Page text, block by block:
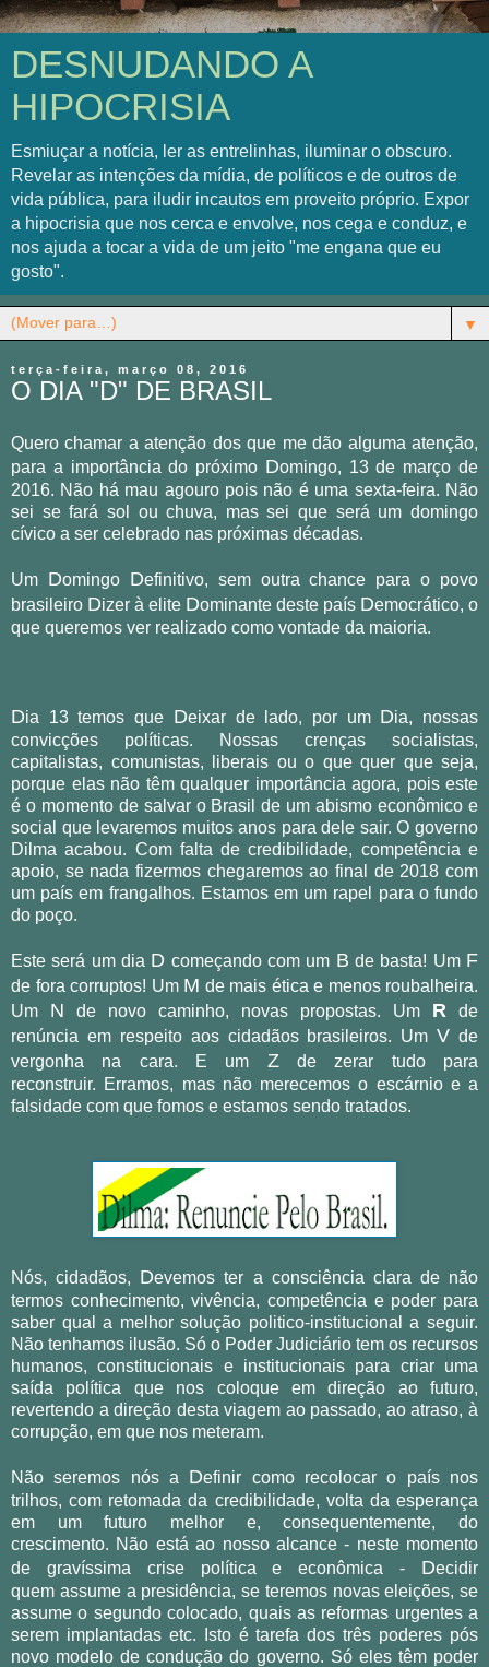
DESNUDANDO A
HIPOCRISIA
Esmiuçar a notícia, ler as entrelinhas, iluminar o obscuro.
Revelar as intenções da mídia, de políticos e de outros de
vida pública, para iludir incautos em proveito próprio. Expor
a hipocrisia que nos cerca e envolve, nos cega e conduz, e
nos ajuda a tocar a vida de um jeito "me engana que eu
gosto".
▼
terça-feira, março 08, 2016
O DIA "D" DE BRASIL
Quero chamar a atenção dos que me dão alguma atenção,
para a importância do próximo Domingo, 13 de março de
2016. Não há mau agouro pois não é uma sexta-feira. Não
sei se fará sol ou chuva, mas sei que será um domingo
cívico a ser celebrado nas próximas décadas.
Um Domingo Definitivo, sem outra chance para o povo
brasileiro Dizer à elite Dominante deste país Democrático, o
que queremos ver realizado como vontade da maioria.
Dia 13 temos que Deixar de lado, por um Dia, nossas
convicções políticas. Nossas crenças socialistas,
capitalistas, comunistas, liberais ou o que quer que seja,
porque elas não têm qualquer importância agora, pois este
é o momento de salvar o Brasil de um abismo econômico e
social que levaremos muitos anos para dele sair. O governo
Dilma acabou. Com falta de credibilidade, competência e
apoio, se nada fizermos chegaremos ao final de 2018 com
um país em frangalhos. Estamos em um rapel para o fundo
do poço.
Este será um dia D começando com um B de basta! Um F
de fora corruptos! Um M de mais ética e menos roubalheira.
Um N de novo caminho, novas propostas. Um R de
renúncia em respeito aos cidadãos brasileiros. UmV de
vergonha na cara. E um Zde zerar tudo para
reconstruir. Erramos, mas não merecemos o escárnio e a
falsidade com que fomos e estamos sendo tratados.
Nós, cidadãos, Devemos ter a consciência clara de não
termos conhecimento, vivência, competência e poder para
saber qual a melhor solução politico-institucional a seguir.
Não tenhamos ilusão. Só o Poder Judiciário tem os recursos
humanos, constitucionais e institucionais para criar uma
saída política que nos coloque em direção ao futuro,
revertendo a direção desta viagem ao passado, ao atraso, à
corrupção, em que nos meteram.
Não seremos nós a Definir como recolocar o país nos
trilhos, com retomada da credibilidade, volta da esperança
em um futuro melhor e, consequentemente, do
crescimento. Não está ao nosso alcance - neste momento
de gravíssima crise política e econômica - Decidir
quem assume a presidência, se teremos novas eleições, se
assume o segundo colocado, quais as reformas urgentes a
serem implantadas etc. Isto é tarefa dos três poderes pós
novo modelo de condução do governo. Só eles têm poder